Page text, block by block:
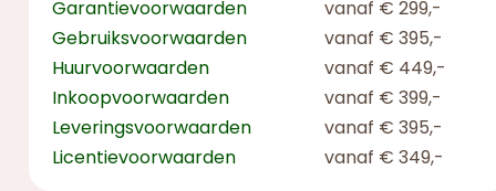
Garantievoorwaarden
vanaf € 299,-
Gebruiksvoorwaarden
vanaf € 395,-
Huurvoorwaarden
vanaf € 449,-
Inkoopvoorwaarden
vanaf € 399,-
Leveringsvoorwaarden
vanaf € 395,-
Licentievoorwaarden
vanaf € 349,-